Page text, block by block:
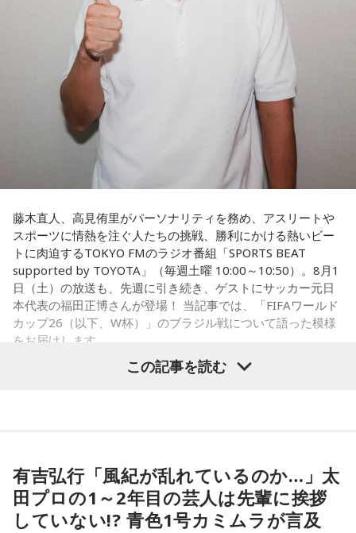
福田：そういう見方も当然ありますし、それができれば一番
いいと思うのですが、森保監督は帰国後の会見で「戦術は後
出しジャンケンだ」と言っていたんです。どういうことかと
いうと、自分たちが変えたら相手がまた変えてくる、それに
対してまた変えていかなきゃならない。ベンチでその都度
（戦術を）言い続けても、向こうが変えてきたら、その変化
に対して変化しなきゃいけない。「こういうやり方をしま
す」「だったらこう対応します」と。
そうすると、対応された側がまた変えてくるんですよ、それ
度言えますけど、ピッチのなかで選手たちがそれを感じて、
対応していく能力を高めていくのがサッカーにおいて一番重
要なんです。
ブラジル戦のときも「守ろう」という気持ちはなくても、ブ
ラジルが1点負けていたときに、前に出てくるエネルギーって
すごいんです。それを食い止めたり、押し返したりするため
には、前半よりもエネルギーをもっと使わなきゃいけないけ
れども、ブラジルのものすごい勢いにのまれてしまった。た
だ、これは日本だけではなく、アルゼンチンと対戦したイン
それに対してまた変化をしてくるから。だから“個”の力を高め
て、時間をつくれる選手が重要になってくるということです
ね。
藤木直人、高見侑里がパーソナリティを務め、アスリートや
スポーツに情熱を注ぐ人たちの挑戦、勝利にかける熱いビー
トに肉迫するTOKYO FMのラジオ番組「SPORTS BEAT
supported by TOYOTA」（毎週土曜 10:00～10:50）。8月1
日（土）の放送も、先週に引き続き、ゲストにサッカー元日
本代表の福田正博さんが登場！ 当記事では、「FIFAワールド
カップ26（以下、W杯）」のブラジル戦について語った模様
をお届けします。
輝き、Jリーグ通算228試合出場93得点を挙げ、日本代表では
45試合出場で9ゴールを記録するなど活躍を見せ、1993年に
はW杯アジア地区最終予選にも出場しました。2002年に現役
を引退した後は、サッカー解説者としてメディアでの活動の
この記事を読む
有吉弘行「風紀が乱れているのか…」太
田プロの1～2年目の芸人は先輩に挨拶
していない!? 青色1号カミムラが言及